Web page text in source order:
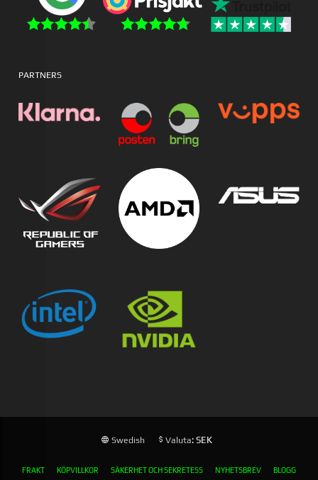
PARTNERS
Swedish Valuta: SEK
FRAKT KÖPVILLKOR SÄKERHET OCH SEKRETESS NYHETSBREV BLOGG